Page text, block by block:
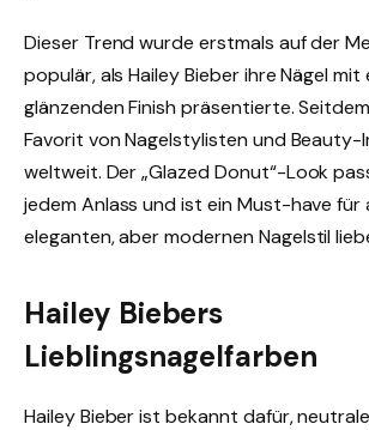
Dieser Trend wurde erstmals auf der
populär, als Hailey Bieber ihre Nägel mit
glänzenden Finish präsentierte.
Favorit von Nagelstylisten und Beauty-
weltweit. Der „Glazed Donut“-Look
jedem Anlass und ist ein Must-have für
eleganten, aber modernen Nagelstil
Hailey Biebers
Lieblingsnagelfarben
Hailey Bieber ist bekannt dafür,